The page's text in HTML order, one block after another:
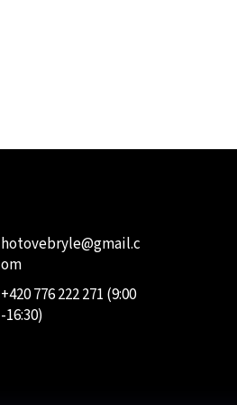
hotovebryle@gmail.c
om
+420 776 222 271 (9:00
-16:30)